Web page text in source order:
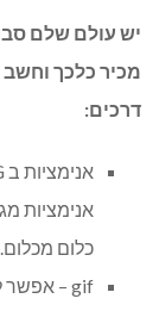
מכיר כלכך
דרכים:
אנימציות
כלום מכלום.